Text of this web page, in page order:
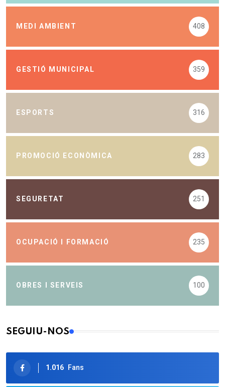
MEDI AMBIENT 408
GESTIÓ MUNICIPAL 359
ESPORTS 316
PROMOCIÓ ECONÒMICA 283
SEGURETAT 251
OCUPACIÓ I FORMACIÓ 235
OBRES I SERVEIS 100
SEGUIU-NOS
1.016 Fans